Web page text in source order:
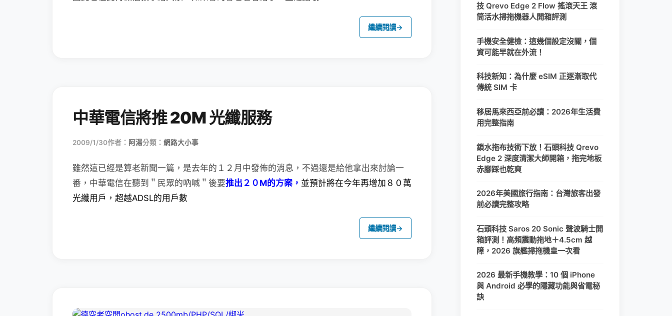
繼續閱讀→
中華電信將推 20M 光纖服務
2009/1/30作者： 阿湯分類： 網路大小事
雖然這已經是算老新聞一篇，是去年的１２月中發佈的消息， 不過還是給他拿出來討論一
番，中華電信在聽到＂民眾的吶喊＂後要推出２０M的方案， 並預計將在今年再增加８０萬
光纖用戶，超越ADSL的用戶數
繼續閱讀→
技 Qrevo Edge 2 Flow 搖滾天王 滾
筒活水掃拖機器人開箱評測
手機安全健檢：這幾個設定沒關，個
資可能早就在外流！
科技新知：為什麼 eSIM 正逐漸取代
傳統 SIM 卡
移居馬來西亞前必讀：2026年生活費
用完整指南
鎖水拖布技術下放！石頭科技 Qrevo
Edge 2 深度清潔大師開箱，拖完地板
赤腳踩也乾爽
2026年美國旅行指南：台灣旅客出發
前必讀完整攻略
石頭科技 Saros 20 Sonic 聲波騎士開
箱評測！高頻震動拖地＋4.5cm 越
障，2026 旗艦掃拖機皇一次看
2026 最新手機教學：10 個 iPhone
與 Android 必學的隱藏功能與省電秘
訣